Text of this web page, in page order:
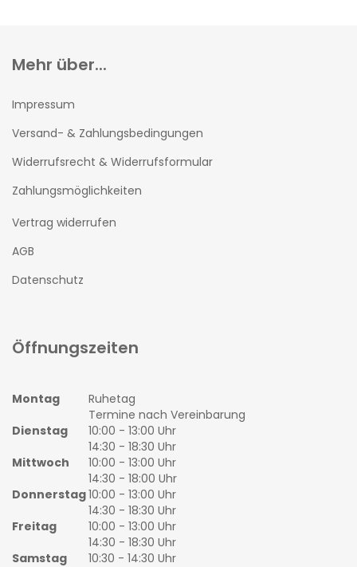
Mehr über...
Impressum
Versand- & Zahlungsbedingungen
Widerrufsrecht & Widerrufsformular
Zahlungsmöglichkeiten
Vertrag widerrufen
AGB
Datenschutz
Öffnungszeiten
Montag
Ruhetag
Termine nach Vereinbarung
Dienstag
10:00 - 13:00 Uhr
14:30 - 18:30 Uhr
Mittwoch
10:00 - 13:00 Uhr
14:30 - 18:00 Uhr
Donnerstag10:00 - 13:00 Uhr
14:30 - 18:30 Uhr
Freitag
10:00 - 13:00 Uhr
14:30 - 18:30 Uhr
Samstag
10:30 - 14:30 Uhr